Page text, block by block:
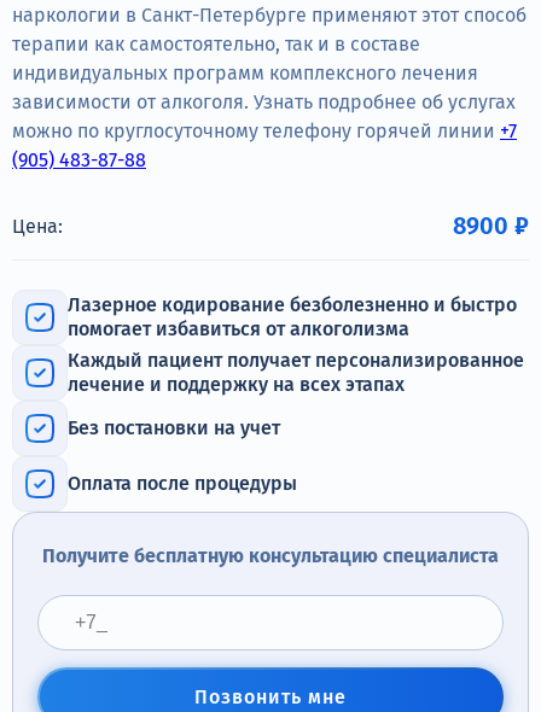
Цены
Терапия
Круглосуточно, анонимно
+7 (905) 483-87-88
Санкт-Петербург, Воронежская улица, 14
наркологии в Санкт-Петербурге применяют этот способ
терапии как самостоятельно, так и в составе
индивидуальных программ комплексного лечения
зависимости от алкоголя. Узнать подробнее об услугах
можно по круглосуточному телефону горячей линии +7
(905) 483-87-88
Цена: 8900 ₽
Лазерное кодирование безболезненно и быстро
помогает избавиться от алкоголизма
Каждый пациент получает персонализированное
лечение и поддержку на всех этапах
Без постановки на учет
Оплата после процедуры
Получите бесплатную консультацию специалиста
Позвонить мне